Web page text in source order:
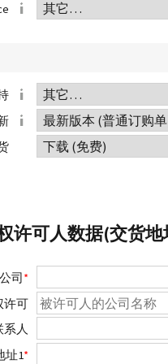
许可人数据(交货地
公司*
许可
系人
址1*